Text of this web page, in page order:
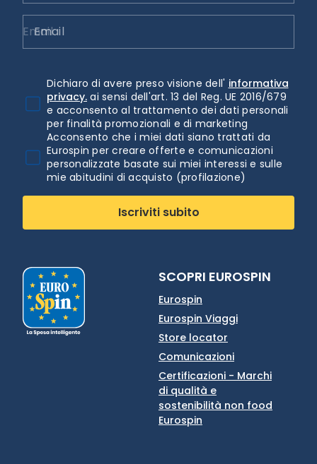
Email
Dichiaro di avere preso visione dell' informativa
privacy. ai sensi dell'art. 13 del Reg. UE 2016/679
e acconsento al trattamento dei dati personali
per finalità promozionali e di marketing
Acconsento che i miei dati siano trattati da
Eurospin per creare offerte e comunicazioni
personalizzate basate sui miei interessi e sulle
mie abitudini di acquisto (profilazione)
Iscriviti subito
SCOPRI EUROSPIN
Eurospin
Eurospin Viaggi
Store locator
Comunicazioni
Certificazioni - Marchi
di qualità e
sostenibilità non food
Eurospin